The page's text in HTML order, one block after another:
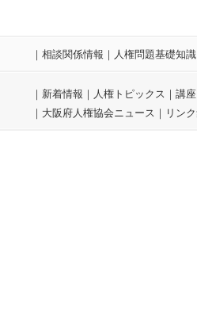
｜ 相談関係情報 ｜ 人権問題基礎知識
｜ 新着情報 ｜ 人権トピックス ｜ 講
｜ 大阪府人権協会ニュース ｜ リン